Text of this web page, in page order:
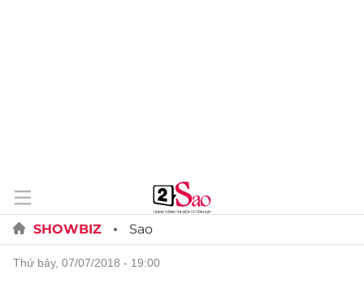
SHOWBIZ Sao
thứ bảy, 07/07/2018 - 19:00